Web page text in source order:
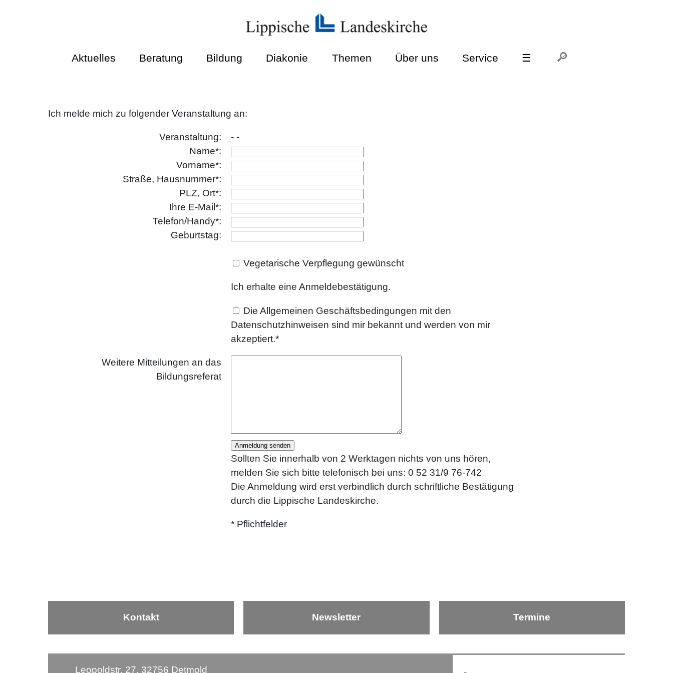
Aktuelles Beratung Bildung Diakonie Themen Über uns Service ☰
Ich melde mich zu folgender Veranstaltung an:
Veranstaltung:
- -
Name*:
Vorname*:
Straße, Hausnummer*:
PLZ, Ort*:
Ihre E-Mail*:
Telefon/Handy*:
Geburtstag:
Vegetarische Verpflegung gewünscht
Ich erhalte eine Anmeldebestätigung.
Die Allgemeinen Geschäftsbedingungen mit den
Datenschutzhinweisen sind mir bekannt und werden von mir
akzeptiert.*
Weitere Mitteilungen an das
Bildungsreferat
Sollten Sie innerhalb von 2 Werktagen nichts von uns hören,
melden Sie sich bitte telefonisch bei uns: 0 52 31/9 76-742
Die Anmeldung wird erst verbindlich durch schriftliche Bestätigung
durch die Lippische Landeskirche.
* Pflichtfelder
Kontakt Newsletter Termine
Leopoldstr. 27, 32756 Detmold